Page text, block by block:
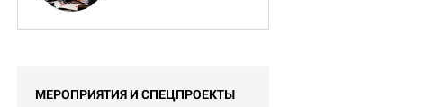
МЕРОПРИЯТИЯ И СПЕЦПРОЕКТЫ